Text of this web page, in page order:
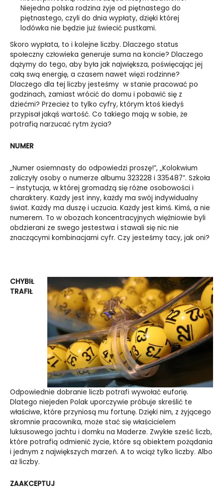
Niejedna polska rodzina żyje od piętnastego do
piętnastego, czyli do dnia wypłaty, dzięki której
lodówka nie będzie już świecić pustkami.
Skoro wypłata, to i kolejne liczby. Dlaczego status
społeczny człowieka generuje suma na koncie? Dlaczego
dążymy do tego, aby była jak największa, poświęcając jej
całą swą energię, a czasem nawet więzi rodzinne?
Dlaczego dla tej liczby jesteśmy w stanie pracować po
godzinach, zamiast wrócić do domu i pobawić się z
dziećmi? Przecież to tylko cyfry, którym ktoś kiedyś
przypisał jakąś wartość. Co takiego mają w sobie, że
potrafią narzucać rytm życia?
NUMER
„Numer osiemnasty do odpowiedzi proszę!”, „Kolokwium
zaliczyły osoby o numerze albumu 323228 i 335487”. Szkoła
– instytucja, w której gromadzą się różne osobowości i
charaktery. Każdy jest inny, każdy ma swój indywidualny
świat. Każdy ma duszę i uczucia. Każdy jest kimś. Kimś, a nie
numerem. To w obozach koncentracyjnych więźniowie byli
obdzierani ze swego jestestwa i stawali się nic nie
znaczącymi kombinacjami cyfr. Czy jesteśmy tacy, jak oni?
CHYBIŁ
TRAFIŁ
Odpowiednie dobranie liczb potrafi wywołać euforię.
Dlatego niejeden Polak uporczywie próbuje skreślić te
właściwe, które przyniosą mu fortunę. Dzięki nim, z żyjącego
skromnie pracownika, może stać się właścicielem
luksusowego jachtu i domku na Maderze. Zwykłe sześć liczb,
które potrafią odmienić życie, które są obiektem pożądania
i jednym z największych marzeń. A to wciąż tylko liczby. Albo
aż liczby.
ZAAKCEPTUJ